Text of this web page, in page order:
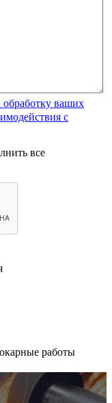
обработку ваших
с
все
работы